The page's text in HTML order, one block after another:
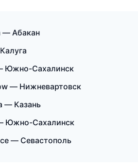
— Абакан
Южно-Сахалинск
— Нижневартовск
— Казань
Южно-Сахалинск
— Севастополь